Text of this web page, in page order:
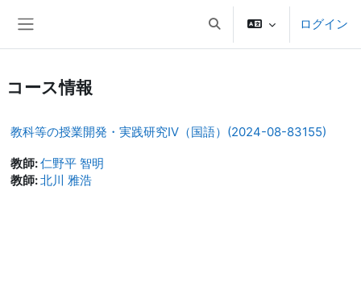
検索入力に切り替えるログイン
コース情報
教科等の授業開発・実践研究Ⅳ（国語）(2024-08-83155)
教師:仁野平 智明
教師:北川 雅浩